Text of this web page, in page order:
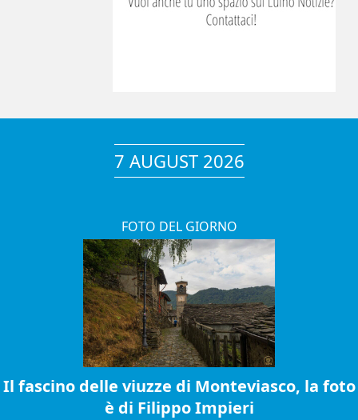
7 AUGUST 2026
FOTO DEL GIORNO
Il fascino delle viuzze di Monteviasco, la foto
è di Filippo Impieri